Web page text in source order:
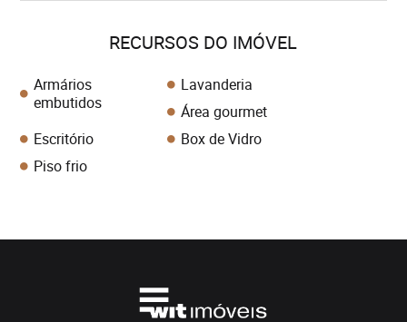
RECURSOS DO IMÓVEL
Armários
embutidos
Lavanderia
Área gourmet
Escritório
Box de Vidro
Piso frio